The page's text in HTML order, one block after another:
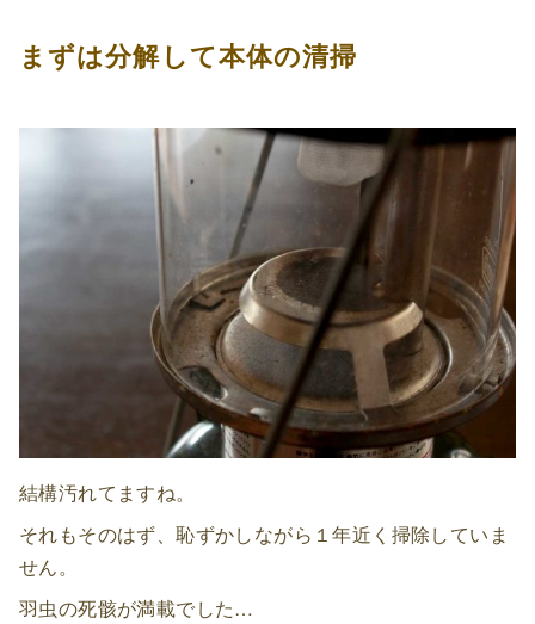
まずは分解して本体の清掃
結構汚れてますね。
それもそのはず、恥ずかしながら１年近く掃除していま
せん。
羽虫の死骸が満載でした…